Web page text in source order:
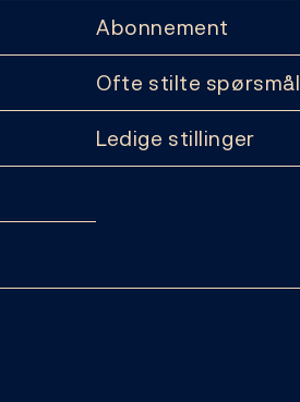
Abonnement
Ofte stilte spørsmål
Ledige stillinger